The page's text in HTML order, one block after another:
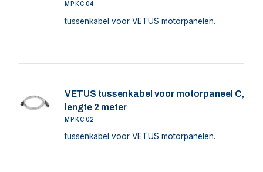
MPKC04
tussenkabel voor VETUS motorpanelen.
VETUS tussenkabel voor motorpaneel C,
lengte 2 meter
MPKC02
tussenkabel voor VETUS motorpanelen.